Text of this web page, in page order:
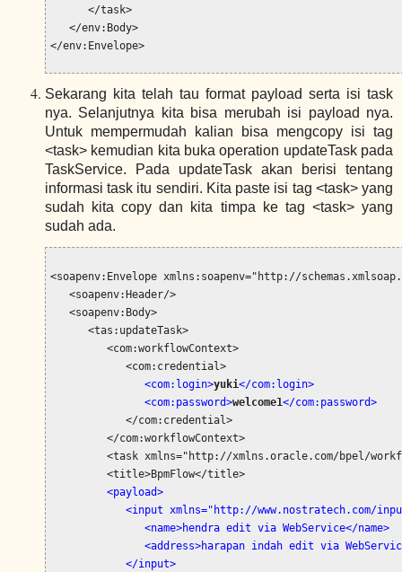
Sekarang kita telah tau format payload serta isi task
nya. Selanjutnya kita bisa merubah isi payload nya.
Untuk mempermudah kalian bisa mengcopy isi tag
<task> kemudian kita buka operation updateTask pada
TaskService. Pada updateTask akan berisi tentang
informasi task itu sendiri. Kita paste isi tag <task> yang
sudah kita copy dan kita timpa ke tag <task> yang
sudah ada.
<soapenv:Envelope xmlns:soapenv="http://
   <soapenv:Header/>
   <soapenv:Body>
      <tas:updateTask>
         <com:workflowContext>
            <com:credential>
<com:login>yuki</com:login>
               <com:password>
welcome1</com:password>
            </com:credential>
         </com:workflowContext>
<task xmlns="http://xmlns.oracle.com/bpel/
         <title>BpmFlow</title>
<payload>
<input xmlns="http://www.nostratech.com/
               <name>hendra edit via WebService</name>
<address>harapan indah edit via
            </input>